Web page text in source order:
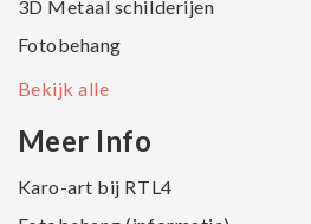
3D Metaal schilderijen
Fotobehang
Bekijk alle
Meer Info
Karo-art bij RTL4